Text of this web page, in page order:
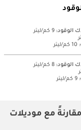
الوقود: 9 كم/ليتر
10 كم/ليتر
الوقود: 8 كم/ليتر
9 كم/ليتر
استهلاك الوقود في بي أم دبليو X7 مقارنةً مع موديلات